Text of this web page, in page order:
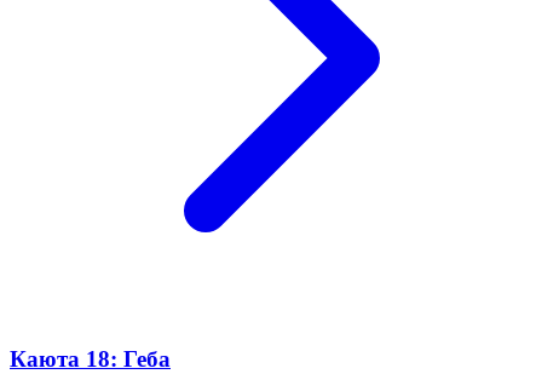
Каюта 18: Геба